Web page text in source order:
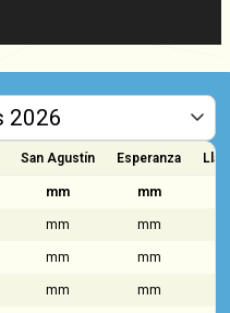
San Agustín Esperanza
mm mm
mm mm
mm mm
mm mm